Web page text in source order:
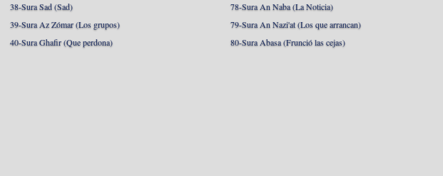
38-Sura Sad (Sad)
39-Sura Az Zómar (Los grupos)
40-Sura Ghafir (Que perdona)
78-Sura An Naba (La Noticia)
79-Sura An Nazi'at (Los que arrancan)
80-Sura Abasa (Frunció las cejas)